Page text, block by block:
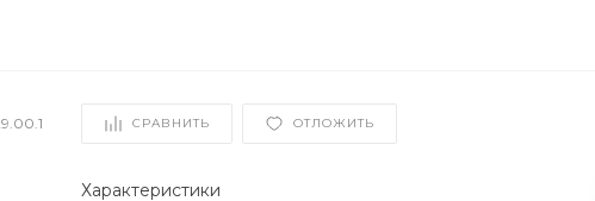
СРАВНИТЬ ОТЛОЖИТЬ
Характеристики